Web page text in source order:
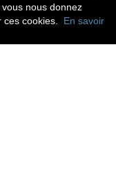
nous donnez
cookies.
En savoir